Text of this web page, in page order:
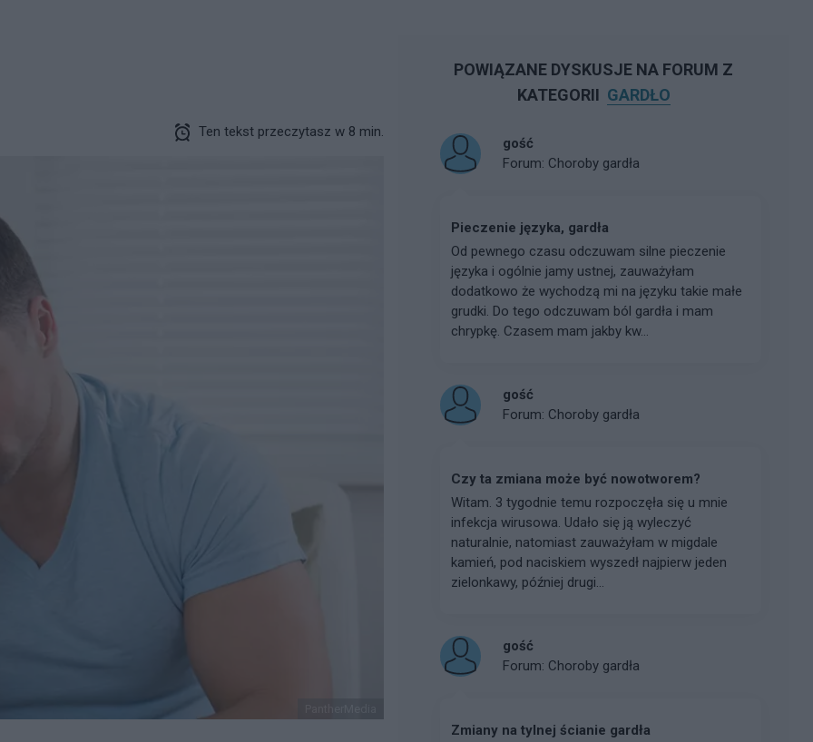
Ten tekst przeczytasz w 8 min.
POWIĄZANE DYSKUSJE NA FORUM Z
KATEGORII GARDŁO
gość
Forum: Choroby gardła
Pieczenie języka, gardła
Od pewnego czasu odczuwam silne pieczenie
języka i ogólnie jamy ustnej, zauważyłam
dodatkowo że wychodzą mi na języku takie małe
grudki. Do tego odczuwam ból gardła i mam
chrypkę. Czasem mam jakby kw...
gość
Forum: Choroby gardła
Czy ta zmiana może być nowotworem?
Witam. 3 tygodnie temu rozpoczęła się u mnie
infekcja wirusowa. Udało się ją wyleczyć
naturalnie, natomiast zauważyłam w migdale
kamień, pod naciskiem wyszedł najpierw jeden
zielonkawy, później drugi...
gość
Forum: Choroby gardła
Zmiany na tylnej ścianie gardła